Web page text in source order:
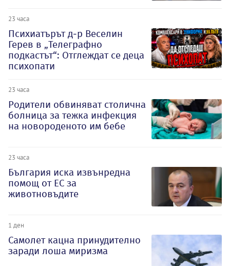
23 часа
Психиатърът д-р Веселин
Герев в „Телеграфно
подкастът“: Отглеждат се деца
психопати
23 часа
Родители обвиняват столична
болница за тежка инфекция
на новороденото им бебе
23 часа
България иска извънредна
помощ от ЕС за
животновъдите
1 ден
Самолет кацна принудително
заради лоша миризма